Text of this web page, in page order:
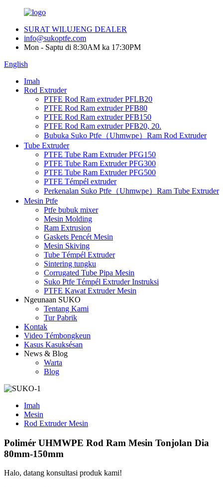
SURAT WILUJENG DEALER
info@sukoptfe.com
Mon - Saptu di 8:30AM ka 17:30PM
English
Imah
Rod Extruder
PTFE Rod Ram extruder PFLB20
PTFE Rod Ram extruder PFB80
PTFE Rod Ram extruder PFB150
PTFE Rod Ram extruder PFB20, 20.
Bubuka Suko Ptfe（Uhmwpe）Ram Rod Extruder
Tube Extruder
PTFE Tube Ram Extruder PFG150
PTFE Tube Ram Extruder PFG300
PTFE Tube Ram Extruder PFG500
PTFE Témpél extruder
Perkenalan Suko Ptfe（Uhmwpe）Ram Tube Extruder
Mesin Ptfe
Ptfe bubuk mixer
Mesin Molding
Ram Extrusion
Gaskets Pencét Mesin
Mesin Skiving
Tube Témpél Extruder
Sintering tungku
Corrugated Tube Pipa Mesin
Suko Ptfe Témpél Extruder Instruksi
PTFE Kawat Extruder Mesin
Ngeunaan SUKO
Tentang Kami
Tur Pabrik
Kontak
Video Témbongkeun
Kasus Kasuksésan
News & Blog
Warta
Blog
Imah
Mesin
Rod Extruder Mesin
Polimér UHMWPE Rod Ram Mesin Tonjolan Dia
80mm-150mm
Halo, datang konsultasi produk kami!